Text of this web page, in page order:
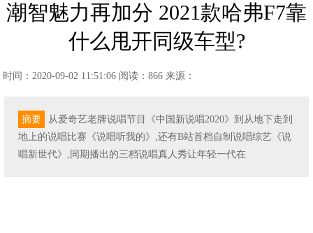
潮智魅力再加分 2021款哈弗F7靠
什么甩开同级车型?
时间：2020-09-02 11:51:06 阅读：866 来源：
摘要
从爱奇艺老牌说唱节目《中国新说唱2020》到从地下走到
地上的说唱比赛《说唱听我的》,还有B站首档自制说唱综艺《说
唱新世代》,同期播出的三档说唱真人秀让年轻一代在